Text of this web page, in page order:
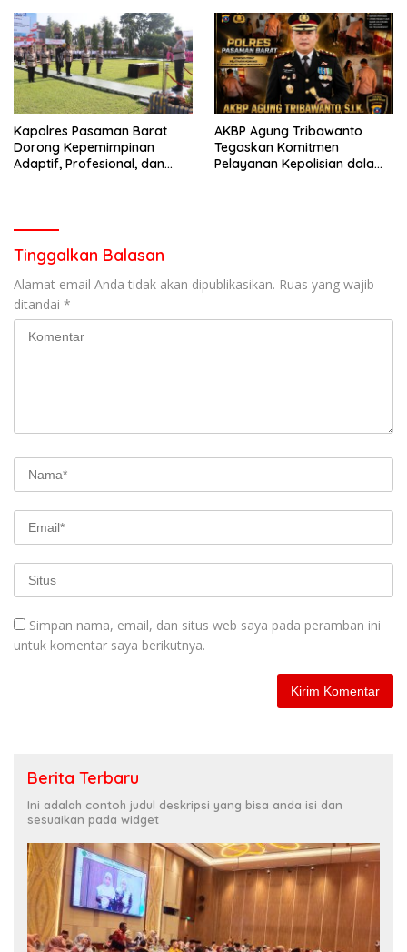
Bencana
Perlengkapan Keselamatan
Berkendara
Kapolres Pasaman Barat
Dorong Kepemimpinan
Adaptif, Profesional, dan
AKBP Agung Tribawanto
Tegaskan Komitmen
Pelayanan Kepolisian dalam
Tinggalkan Balasan
Alamat email Anda tidak akan dipublikasikan. Ruas yang wajib
ditandai *
Simpan nama, email, dan situs web saya pada peramban ini
untuk komentar saya berikutnya.
Berita Terbaru
Ini adalah contoh judul deskripsi yang bisa anda isi dan
sesuaikan pada widget